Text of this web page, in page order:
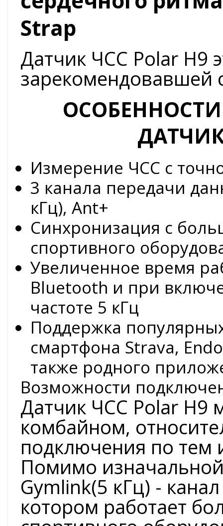
Strap
Датчик ЧСС Polar H9
зарекомендовавшей
Измерение ЧСС с
3 канала передачи
кГц), Ant+
Синхронизация с
спортивного
Увеличенное время
Bluetooth и при
частоте 5 кГц
Поддержка
смартфона Strava,
также родного
Возможности
Датчик ЧСС Polar H9
комбайном,
подключения по тем
Помимо
Gymlink(5 кГц) -
котором работает